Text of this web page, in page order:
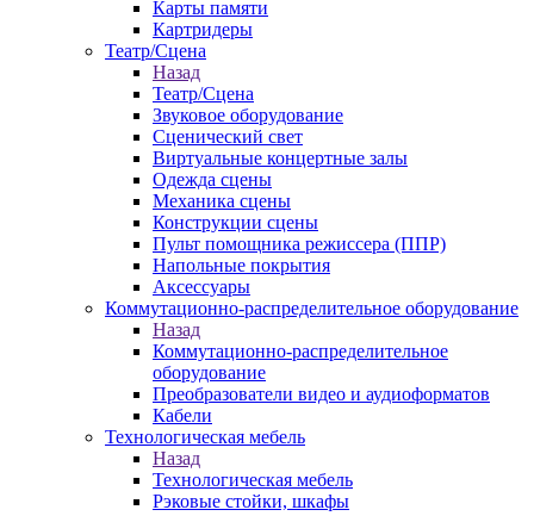
Карты памяти
Картридеры
Театр/Сцена
Назад
Театр/Сцена
Звуковое оборудование
Сценический свет
Виртуальные концертные залы
Одежда сцены
Механика сцены
Конструкции сцены
Пульт помощника режиссера (ППР)
Напольные покрытия
Аксессуары
Коммутационно-распределительное оборудование
Назад
Коммутационно-распределительное
оборудование
Преобразователи видео и аудиоформатов
Кабели
Технологическая мебель
Назад
Технологическая мебель
Рэковые стойки, шкафы